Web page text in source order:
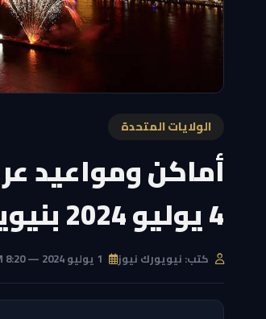
الولايات المتحدة
أماكن ومواعيد
4 يوليو 2024 بنيويورك ونيوجيرسي
كتب: نيويورك نيوز